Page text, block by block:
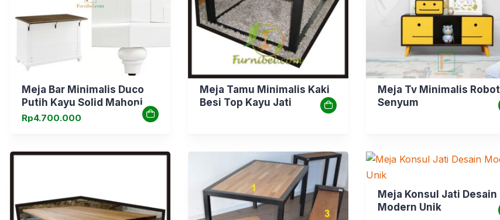
Meja Bar Minimalis Duco
Putih Kayu Solid Mahoni
Rp4.700.000
Meja Tamu Minimalis Kaki
Besi Top Kayu Jati
Meja Tv Minimalis Robot
Senyum
Meja Konsul Jati Desain
Modern Unik